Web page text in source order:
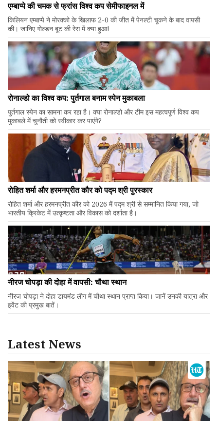
एम्बाप्पे की चमक से फ्रांस विश्व कप सेमीफाइनल में
किलियन एम्बाप्पे ने मोरक्को के खिलाफ 2-0 की जीत में पेनल्टी चूकने के बाद वापसी
की। जानिए गोल्डन बूट की रेस में क्या हुआ!
रोनाल्डो का विश्व कप: पुर्तगाल बनाम स्पेन मुकाबला
पुर्तगाल स्पेन का सामना कर रहा है। क्या रोनाल्डो और टीम इस महत्वपूर्ण विश्व कप
मुकाबले में चुनौती को स्वीकार कर पाएंगे?
रोहित शर्मा और हरमनप्रीत कौर को पद्म श्री पुरस्कार
रोहित शर्मा और हरमनप्रीत कौर को 2026 में पद्म श्री से सम्मानित किया गया, जो
भारतीय क्रिकेट में उत्कृष्टता और विकास को दर्शाता है।
नीरज चोपड़ा की दोहा में वापसी: चौथा स्थान
नीरज चोपड़ा ने दोहा डायमंड लीग में चौथा स्थान प्राप्त किया। जानें उनकी यात्रा और
इवेंट की प्रमुख बातें।
Latest News